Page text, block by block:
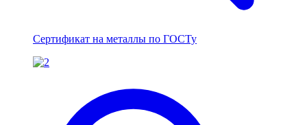
Сертификат на металлы по ГОСТу